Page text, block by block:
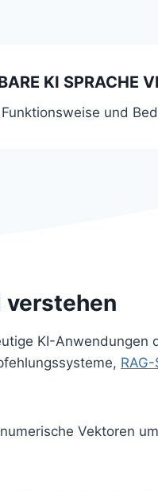
KI SPRACHE
und
verstehen
KI-Anwendungen
Vektoren